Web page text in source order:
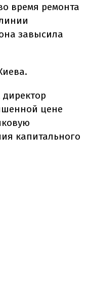
время ремонта
завысила
цене
капитального